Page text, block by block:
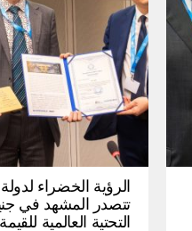
الرؤية الخضراء
تتصدر المشهد في
التحتية العالمية